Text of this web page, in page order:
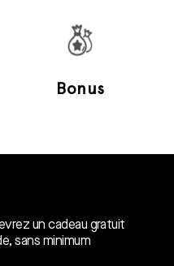
Bonus
un cadeau gratuit
sans minimum